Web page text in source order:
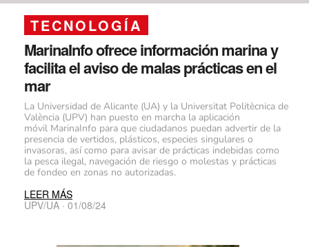
TECNOLOGÍA
MarinaInfo ofrece información marina y
facilita el aviso de malas prácticas en el
mar
La Universidad de Alicante (UA) y la Universitat Politècnica de
València (UPV) han puesto en marcha la aplicación
móvil MarinaInfo para que ciudadanos puedan advertir de la
presencia de vertidos, plásticos, especies singulares o
invasoras, así como para avisar de prácticas indebidas como
la pesca ilegal, navegación de riesgo o molestas y prácticas
de fondeo en zonas no autorizadas.
LEER MÁS
UPV/UA · 01/08/24